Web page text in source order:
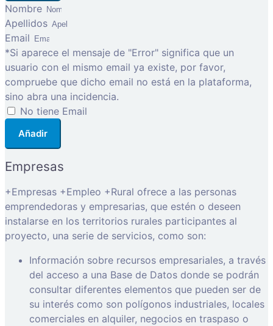
Nombre
Apellidos
Email
*Si aparece el mensaje de "Error" significa que un
usuario con el mismo email ya existe, por favor,
compruebe que dicho email no está en la plataforma,
sino abra una incidencia.
No tiene Email
Añadir
Empresas
+Empresas +Empleo +Rural ofrece a las personas
emprendedoras y empresarias, que estén o deseen
instalarse en los territorios rurales participantes al
proyecto, una serie de servicios, como son:
Información sobre recursos empresariales, a través
del acceso a una Base de Datos donde se podrán
consultar diferentes elementos que pueden ser de
su interés como son polígonos industriales, locales
comerciales en alquiler, negocios en traspaso o